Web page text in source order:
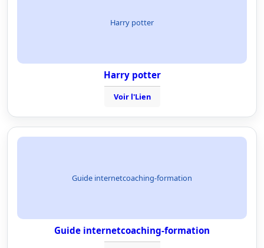
Harry potter
Harry potter
Voir l'Lien
Guide internetcoaching-formation
Guide internetcoaching-formation